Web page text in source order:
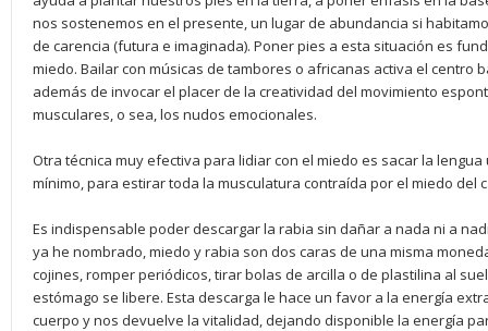
nos sostenemos en el presente, un lugar de abundancia si
de carencia (futura e imaginada). Poner pies a esta situación es
miedo. Bailar con músicas de tambores o africanas activa el centro
además de invocar el placer de la creatividad del movimiento
musculares, o sea, los nudos emocionales.
Otra técnica muy efectiva para lidiar con el miedo es sacar la
mínimo, para estirar toda la musculatura contraída por el miedo del
Es indispensable poder descargar la rabia sin dañar a nada ni a
ya he nombrado, miedo y rabia son dos caras de una misma
cojines, romper periódicos, tirar bolas de arcilla o de plastilina al
estómago se libere. Esta descarga le hace un favor a la energía
cuerpo y nos devuelve la vitalidad, dejando disponible la energía